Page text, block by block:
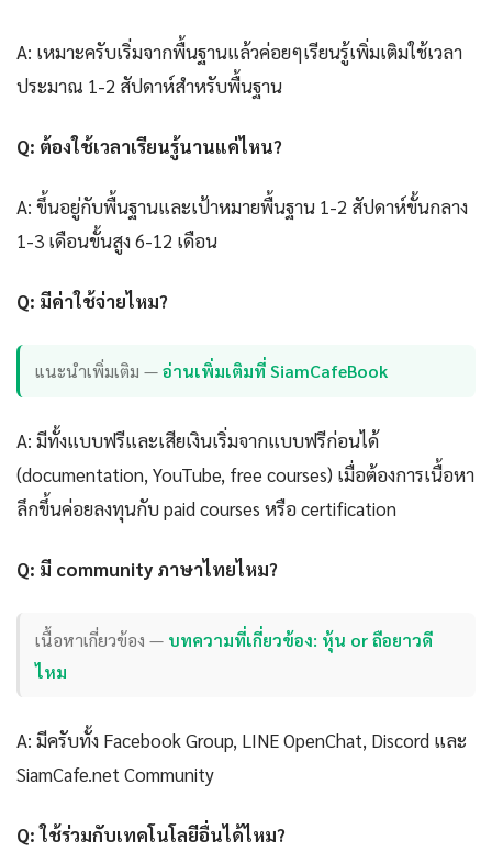
A: เหมาะครับเริ่มจากพื้นฐานแล้วค่อยๆเรียนรู้เพิ่มเติมใช้เวลา
ประมาณ 1-2 สัปดาห์สำหรับพื้นฐาน
Q: ต้องใช้เวลาเรียนรู้นานแค่ไหน?
A: ขึ้นอยู่กับพื้นฐานและเป้าหมายพื้นฐาน 1-2 สัปดาห์ขั้นกลาง
1-3 เดือนขั้นสูง 6-12 เดือน
Q: มีค่าใช้จ่ายไหม?
แนะนำเพิ่มเติม —อ่านเพิ่มเติมที่ SiamCafeBook
A: มีทั้งแบบฟรีและเสียเงินเริ่มจากแบบฟรีก่อนได้
(documentation, YouTube, free courses) เมื่อต้องการเนื้อหา
ลึกขึ้นค่อยลงทุนกับ paid courses หรือ certification
Q: มี community ภาษาไทยไหม?
เนื้อหาเกี่ยวข้อง — บทความที่เกี่ยวข้อง: หุ้น or ถือยาวดี
ไหม
A: มีครับทั้ง Facebook Group, LINE OpenChat, Discord และ
SiamCafe.net Community
Q: ใช้ร่วมกับเทคโนโลยีอื่นได้ไหม?